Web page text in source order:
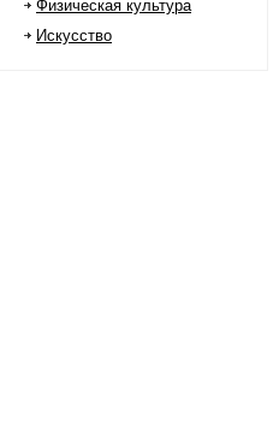
Физическая культура
Искусство